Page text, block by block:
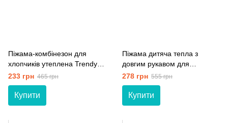
Піжама-комбінезон для
хлопчиків утеплена Trendy
Tot 03-01552 блакитний 92
см (2 роки)
233 грн 465 грн
Купити
Піжама дитяча тепла з
довгим рукавом для
хлопчиків футер Trendy Tot
03-01550 блакитний 134 см
(9 років)
278 грн 555 грн
Купити